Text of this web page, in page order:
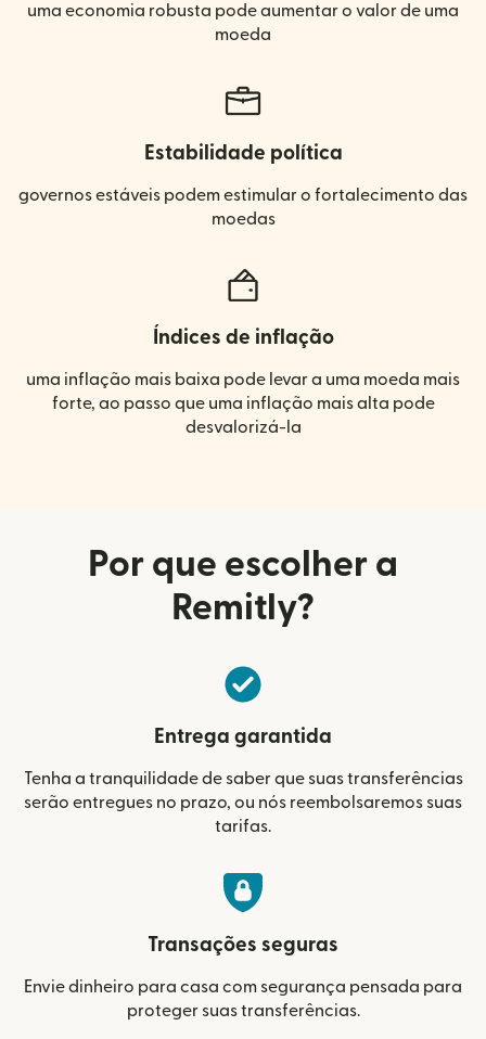
uma economia robusta pode aumentar o valor de uma
moeda
Estabilidade política
governos estáveis podem estimular o fortalecimento das
moedas
Índices de inflação
uma inflação mais baixa pode levar a uma moeda mais
forte, ao passo que uma inflação mais alta pode
desvalorizá-la
Por que escolher a
Remitly?
Entrega garantida
Tenha a tranquilidade de saber que suas transferências
serão entregues no prazo, ou nós reembolsaremos suas
tarifas.
Transações seguras
Envie dinheiro para casa com segurança pensada para
proteger suas transferências.